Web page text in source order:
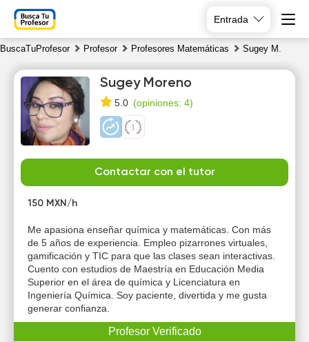
Entrada
BuscaTuProfesor Profesor Profesores Matemáticas Sugey M.
Sugey Moreno
5.0 (opiniones: 4)
Contactar con el tutor
150 MXN/h
Me apasiona enseñar química y matemáticas. Con más
de 5 años de experiencia. Empleo pizarrones virtuales,
gamificación y TIC para que las clases sean interactivas.
Cuento con estudios de Maestría en Educación Media
Superior en el área de química y Licenciatura en
Ingeniería Química. Soy paciente, divertida y me gusta
generar confianza.
Profesor Verificado
Sa
8
Su
9
10